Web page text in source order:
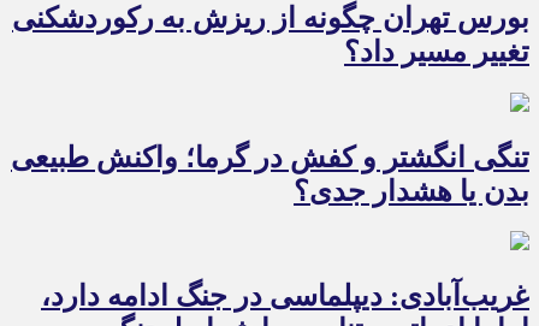
بورس تهران چگونه از ریزش به رکوردشکنی
تغییر مسیر داد؟
تنگی انگشتر و کفش در گرما؛ واکنش طبیعی
بدن یا هشدار جدی؟
غریب‌آبادی: دیپلماسی در جنگ ادامه دارد،